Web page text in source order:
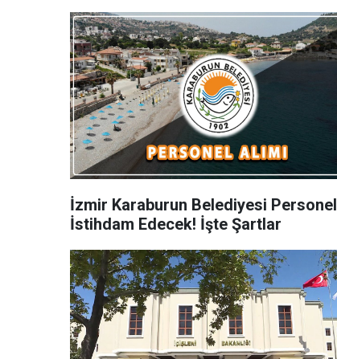
İzmir Karaburun Belediyesi Personel
İstihdam Edecek! İşte Şartlar